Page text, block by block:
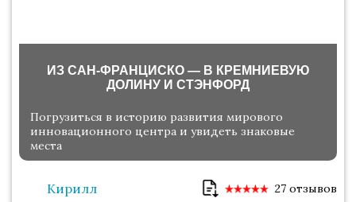
ИЗ САН-ФРАНЦИСКО — В КРЕМНИЕВУЮ
ДОЛИНУ И СТЭНФОРД
Погрузиться в историю развития мирового
инновационного центра и увидеть знаковые
места
Кирилл 27 отзывов